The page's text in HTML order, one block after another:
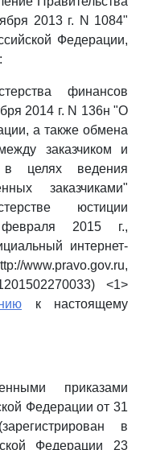
2013 г. N 1084"
Федерации,
финансов
2014 г. N 136н "О
а также обмена
заказчиком и
в целях ведения
заказчиками"
юстиции
2015 г.,
интернет-
www.pravo.gov.ru,
<1>
к настоящему
приказами
Федерации от 31
в
Федерации 23